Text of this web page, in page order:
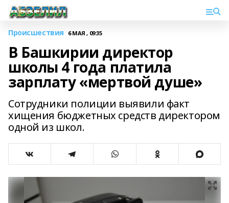
Происшествия 6 МАЯ , 09:35
В Башкирии директор
школы 4 года платила
зарплату «мертвой душе»
Сотрудники полиции выявили факт
хищения бюджетных средств директором
одной из школ.